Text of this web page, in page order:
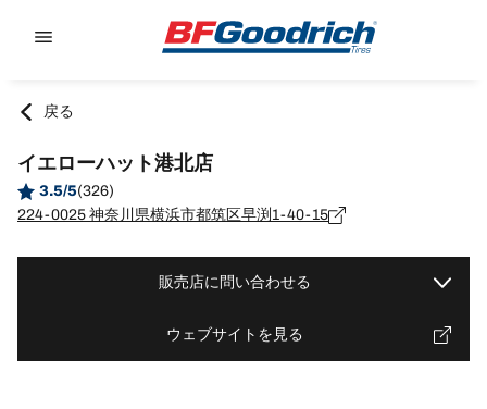
戻る
イエローハット港北店
3.5/5(326)
224-0025 神奈川県横浜市都筑区早渕1-40-15
販売店に問い合わせる
ウェブサイトを見る